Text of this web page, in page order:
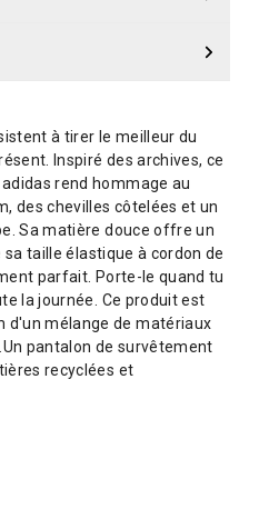
à tirer le meilleur du
Inspiré des archives, ce
rend hommage au
des chevilles côtelées et un
Sa matière douce offre un
taille élastique à cordon de
parfait. Porte-le quand tu
la journée. Ce produit est
d'un mélange de matériaux
pantalon de survêtement
recyclées et